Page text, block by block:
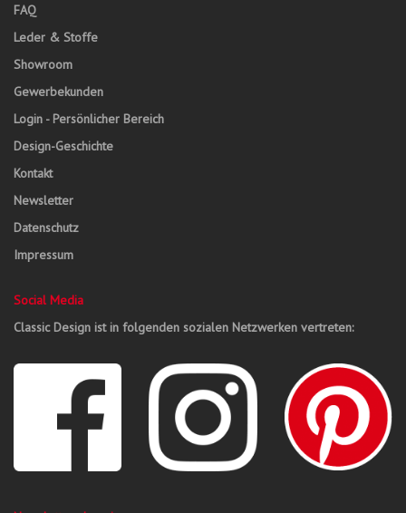
FAQ
Leder & Stoffe
Showroom
Gewerbekunden
Login - Persönlicher Bereich
Design-Geschichte
Kontakt
Newsletter
Datenschutz
Impressum
Social Media
Classic Design ist in folgenden sozialen Netzwerken vertreten: